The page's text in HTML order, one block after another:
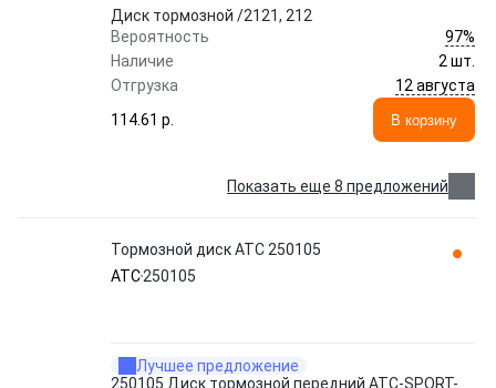
Диск тормозной /2121, 212
Вероятность
97%
Наличие
2 шт.
Отгрузка
12 августа
114.61 p.
В корзину
Показать еще 8 предложений
Тормозной диск ATC 250105
ATC250105
Лучшее предложение
250105 Диск тормозной передний АТС-SPORT-